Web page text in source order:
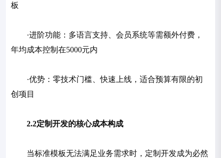
板
·进阶功能：多语言支持、会员系统等需额外付费，
年均成本控制在5000元内
·优势：零技术门槛、快速上线，适合预算有限的初
创项目
2.2定制开发的核心成本构成
当标准模板无法满足业务需求时，定制开发成为必然